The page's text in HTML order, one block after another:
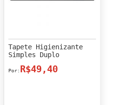
Tapete Higienizante
Simples Duplo
R$49,40